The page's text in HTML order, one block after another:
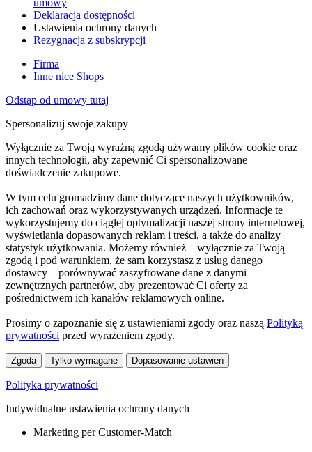
Deklaracja dostępności
Ustawienia ochrony danych
Rezygnacja z subskrypcji
Firma
Inne nice Shops
Odstąp od umowy tutaj
Spersonalizuj swoje zakupy
Wyłącznie za Twoją wyraźną zgodą używamy plików cookie oraz
innych technologii, aby zapewnić Ci spersonalizowane
doświadczenie zakupowe.
W tym celu gromadzimy dane dotyczące naszych użytkowników,
ich zachowań oraz wykorzystywanych urządzeń. Informacje te
wykorzystujemy do ciągłej optymalizacji naszej strony internetowej,
wyświetlania dopasowanych reklam i treści, a także do analizy
statystyk użytkowania. Możemy również – wyłącznie za Twoją
zgodą i pod warunkiem, że sam korzystasz z usług danego
dostawcy – porównywać zaszyfrowane dane z danymi
zewnętrznych partnerów, aby prezentować Ci oferty za
pośrednictwem ich kanałów reklamowych online.
Prosimy o zapoznanie się z ustawieniami zgody oraz naszą Polityką
prywatności przed wyrażeniem zgody.
Zgoda Tylko wymagane Dopasowanie ustawień
Polityka prywatności
Indywidualne ustawienia ochrony danych
Marketing per Customer-Match